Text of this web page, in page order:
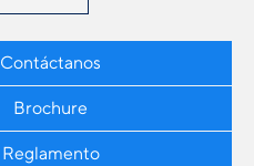
Contáctanos
Brochure
Reglamento